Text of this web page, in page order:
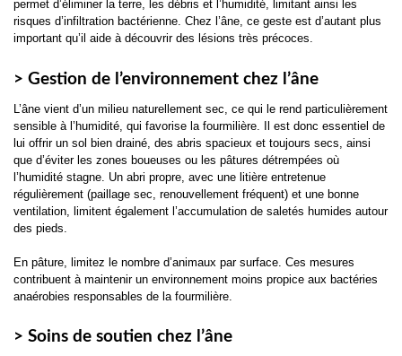
permet d’éliminer la terre, les débris et l’humidité, limitant ainsi les
risques d’infiltration bactérienne. Chez l’âne, ce geste est d’autant plus
important qu’il aide à découvrir des lésions très précoces.
> Gestion de l’environnement chez l’âne
L’âne vient d’un milieu naturellement sec, ce qui le rend particulièrement
sensible à l’humidité, qui favorise la fourmilière. Il est donc essentiel de
lui offrir un sol bien drainé, des abris spacieux et toujours secs, ainsi
que d’éviter les zones boueuses ou les pâtures détrempées où
l’humidité stagne. Un abri propre, avec une litière entretenue
régulièrement (paillage sec, renouvellement fréquent) et une bonne
ventilation, limitent également l’accumulation de saletés humides autour
des pieds.
En pâture, limitez le nombre d’animaux par surface. Ces mesures
contribuent à maintenir un environnement moins propice aux bactéries
anaérobies responsables de la fourmilière.
> Soins de soutien chez l’âne